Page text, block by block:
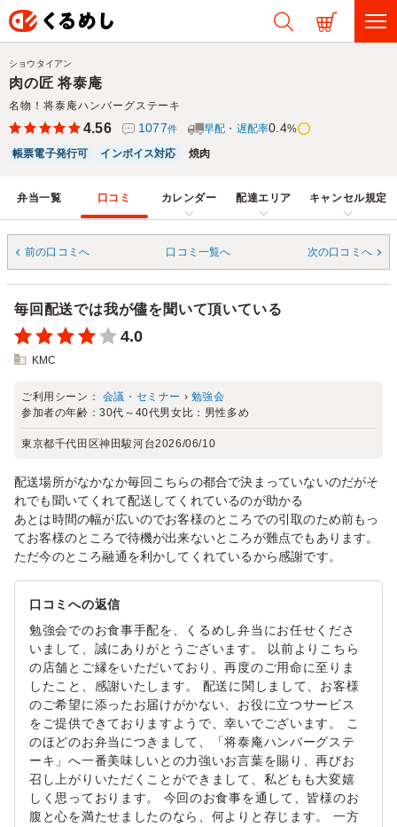
肉の匠 将泰庵
名物！将泰庵ハンバーグステーキ
ショウタイアン
4.56 1077件 早配・遅配率0.4%
帳票電子発行可
インボイス対応 焼肉
弁当一覧 口コミ カレンダー 配達エリア キャンセル規定
前の口コミへ 口コミ一覧へ 次の口コミへ
毎回配送では我が儘を聞いて頂いている
4.0
KMC
ご利用シーン： 会議・セミナー › 勉強会
参加者の年齢：30代～40代男女比： 男性多め
東京都千代田区神田駿河台2026/06/10
配送場所がなかなか毎回こちらの都合で決まっていないのだがそ
れでも聞いてくれて配送してくれているのが助かる
あとは時間の幅が広いのでお客様のところでの引取のため前もっ
てお客様のところで待機が出来ないところが難点でもあります。
ただ今のところ融通を利かしてくれているから感謝です。
口コミへの返信
勉強会でのお食事手配を、くるめし弁当にお任せくださ
いまして、誠にありがとうございます。 以前よりこちら
の店舗とご縁をいただいており、再度のご用命に至りま
したこと、感謝いたします。 配送に関しまして、お客様
のご希望に添ったお届けがかない、お役に立つサービス
をご提供できておりますようで、幸いでございます。 こ
のほどのお弁当につきまして、「将泰庵ハンバーグステ
ーキ」へ一番美味しいとの力強いお言葉を賜り、再びお
召し上がりいただくことができまして、私どもも大変嬉
しく思っております。 今回のお食事を通して、皆様のお
腹と心を満たせましたのなら、何よりと存じます。 一方